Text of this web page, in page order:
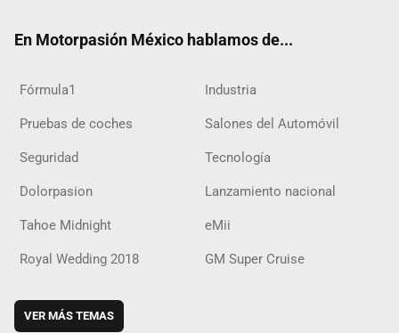
En Motorpasión México hablamos de...
Fórmula1 Industria
Pruebas de coches Salones del Automóvil
Seguridad Tecnología
Dolorpasion Lanzamiento nacional
Tahoe Midnight eMii
Royal Wedding 2018 GM Super Cruise
VER MÁS TEMAS